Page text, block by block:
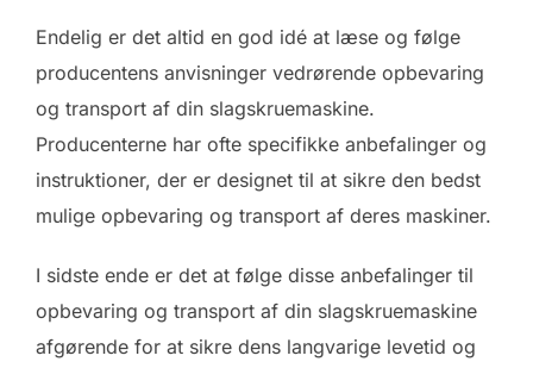
Endelig er det altid en god idé at læse og følge
producentens anvisninger vedrørende opbevaring
og transport af din slagskruemaskine.
Producenterne har ofte specifikke anbefalinger og
instruktioner, der er designet til at sikre den bedst
mulige opbevaring og transport af deres maskiner.
I sidste ende er det at følge disse anbefalinger til
opbevaring og transport af din slagskruemaskine
afgørende for at sikre dens langvarige levetid og